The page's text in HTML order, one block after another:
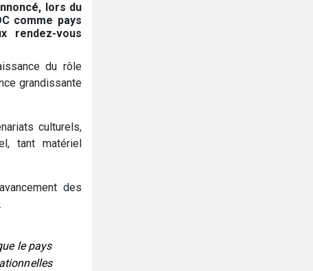
lors du
comme pays
rendez-vous
du rôle
grandissante
culturels,
tant matériel
des
le pays